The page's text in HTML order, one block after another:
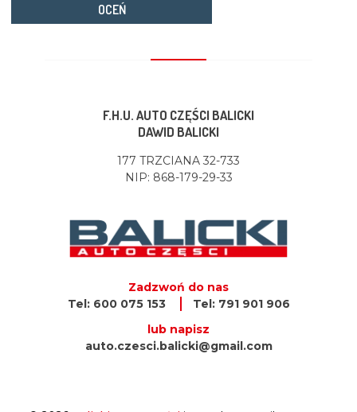
OCEŃ
F.H.U. AUTO CZĘŚCI BALICKI
DAWID BALICKI
177 TRZCIANA 32-733
NIP: 868-179-29-33
Zadzwoń do nas
Tel: 600 075 153
Tel: 791 901 906
lub napisz
auto.czesci.balicki@gmail.com